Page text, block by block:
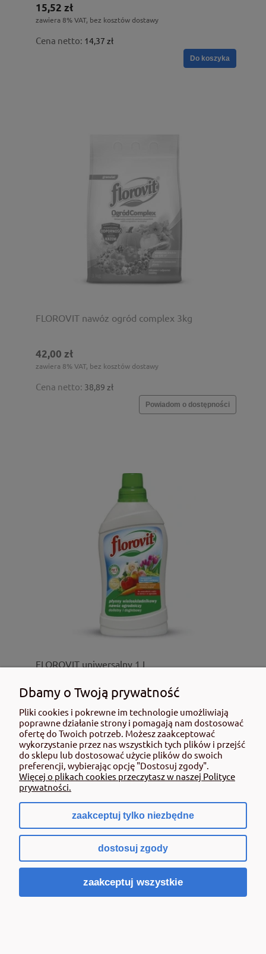
15,52 zł
zawiera 8% VAT, bez kosztów dostawy
Cena netto: 14,37 zł
Do koszyka
FLOROVIT nawóz ogród complex 3kg
42,00 zł
zawiera 8% VAT, bez kosztów dostawy
Cena netto: 38,89 zł
Powiadom o dostępności
FLOROVIT uniwersalny 1 L
14,54 zł
zawiera 8% VAT, bez kosztów dostawy
Cena netto:13,46 zł
Do koszyka
Dbamy o Twoją prywatność
Pliki cookies i pokrewne im technologie umożliwiają
poprawne działanie strony i pomagają nam dostosować
ofertę do Twoich potrzeb. Możesz zaakceptować
wykorzystanie przez nas wszystkich tych plików i przejść
do sklepu lub dostosować użycie plików do swoich
preferencji, wybierając opcję "Dostosuj zgody".
Więcej o plikach cookies przeczytasz w naszej Polityce
prywatności.
zaakceptuj tylko niezbędne
dostosuj zgody
zaakceptuj wszystkie